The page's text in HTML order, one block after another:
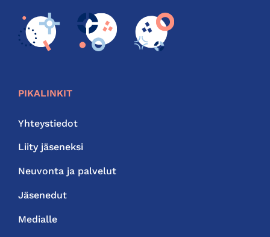
PIKALINKIT
Yhteystiedot
Liity jäseneksi
Neuvonta ja palvelut
Jäsenedut
Medialle